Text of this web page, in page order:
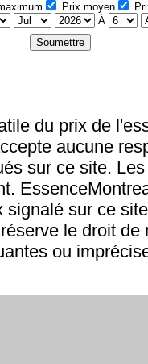
Prix moyen
À
du prix de
aucune
sur ce site.
signalé sur ce
le droit de
ou